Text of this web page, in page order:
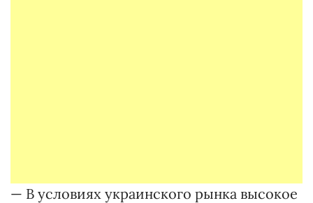
— В условиях украинского рынка высокое